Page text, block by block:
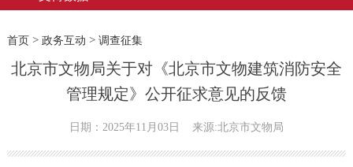
首页> 政务互动 > 调查征集
北京市文物局关于对《北京市文物建筑消防安全
管理规定》公开征求意见的反馈
日期：2025年11月03日 来源:北京市文物局